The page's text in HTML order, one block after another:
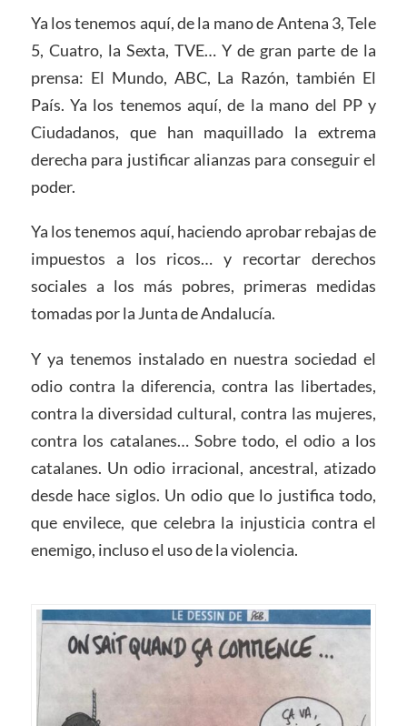
Ya los tenemos aquí, de la mano de Antena 3, Tele
5, Cuatro, la Sexta, TVE… Y de gran parte de la
prensa: El Mundo, ABC, La Razón, también El
País. Ya los tenemos aquí, de la mano del PP y
Ciudadanos, que han maquillado la extrema
derecha para justificar alianzas para conseguir el
poder.
Ya los tenemos aquí, haciendo aprobar rebajas de
impuestos a los ricos… y recortar derechos
sociales a los más pobres, primeras medidas
tomadas por la Junta de Andalucía.
Y ya tenemos instalado en nuestra sociedad el
odio contra la diferencia, contra las libertades,
contra la diversidad cultural, contra las mujeres,
contra los catalanes… Sobre todo, el odio a los
catalanes. Un odio irracional, ancestral, atizado
desde hace siglos. Un odio que lo justifica todo,
que envilece, que celebra la injusticia contra el
enemigo, incluso el uso de la violencia.